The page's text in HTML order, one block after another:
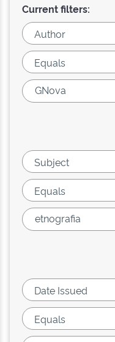
Current filters: